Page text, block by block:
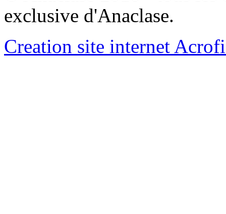
exclusive d'Anaclase.
Creation site internet